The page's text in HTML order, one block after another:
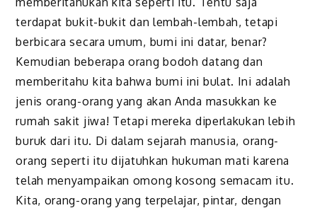
terdapat bukit-bukit dan lembah-lembah, tetapi
berbicara secara umum, bumi ini datar, benar?
Kemudian beberapa orang bodoh datang dan
memberitahu kita bahwa bumi ini bulat. Ini adalah
jenis orang-orang yang akan Anda masukkan ke
rumah sakit jiwa! Tetapi mereka diperlakukan lebih
buruk dari itu. Di dalam sejarah manusia, orang-
orang seperti itu dijatuhkan hukuman mati karena
telah menyampaikan omong kosong semacam itu.
Kita, orang-orang yang terpelajar, pintar, dengan